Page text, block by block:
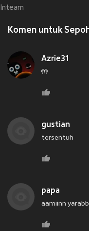
Inteam
Komen untuk
Azrie31
🤲
gustian
tersentuh
papa
aamiinn